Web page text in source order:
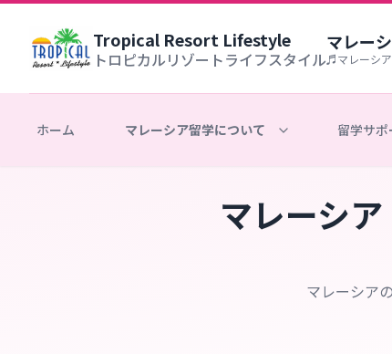
Tropical Resort Lifestyle
トロピカルリゾートライフスタイル
マレー
♬マレーシ
ホーム マレーシア留学について 留学サ
マレーシ
マレーシア